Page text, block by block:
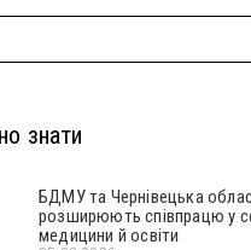
знати
БДМУ та Чернівецька
розширюють співпрацю у
медицини й освіти